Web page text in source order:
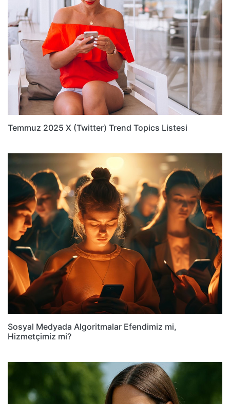
Temmuz 2025 X (Twitter) Trend Topics Listesi
Sosyal Medyada Algoritmalar Efendimiz mi,
Hizmetçimiz mi?